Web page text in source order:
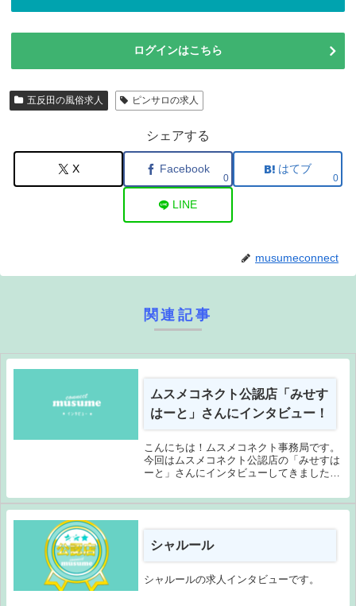
ログインはこちら
五反田の風俗求人 ピンサロの求人
シェアする
X Facebook
0
はてブ
0
LINE
musumeconnect
関連記事
ムスメコネクト公認店「みせす
はーと」さんにインタビュー！
こんにちは！ムスメコネクト事務局です。
今回はムスメコネクト公認店の「みせすは
ーと」さんにインタビューしてきました。
「みせすはーと」さん。「たくさん稼ぎた
い」「若い子に負けたくない」という女性
シャルール
シャルールの求人インタビューです。